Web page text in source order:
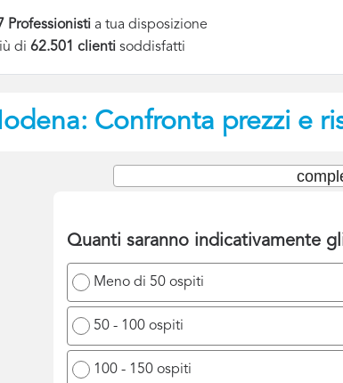
Professionisti a tua disposizione
di62.501 clientisoddisfatti
Confronta prezzi e
Quanti saranno indicativamente
Meno di 50 ospiti
50 - 100 ospiti
100 - 150 ospiti